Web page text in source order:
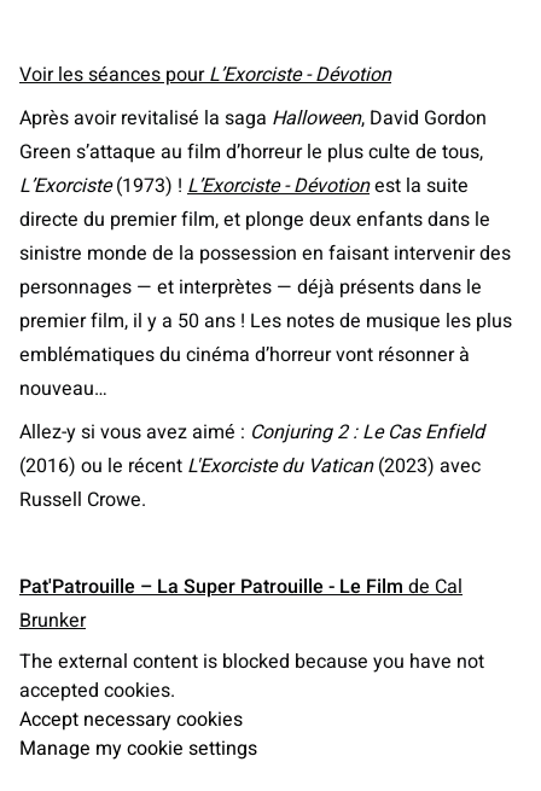
Voir les séances pourL’Exorciste - Dévotion
Après avoir revitalisé la saga Halloween, David Gordon
Green s’attaque au film d’horreur le plus culte de tous,
L’Exorciste(1973) ! L’Exorciste - Dévotionest la suite
directe du premier film, et plonge deux enfants dans le
sinistre monde de la possession en faisant intervenir des
personnages — et interprètes — déjà présents dans le
premier film, il y a 50 ans ! Les notes de musique les plus
emblématiques du cinéma d’horreur vont résonner à
nouveau…
Allez-y si vous avez aimé : Conjuring 2 : Le Cas Enfield
(2016) ou le récent L'Exorciste du Vatican(2023) avec
Russell Crowe.
Pat'Patrouille – La Super Patrouille - Le Filmde Cal
Brunker
The external content is blocked because you have not
accepted cookies.
Accept necessary cookies
Manage my cookie settings